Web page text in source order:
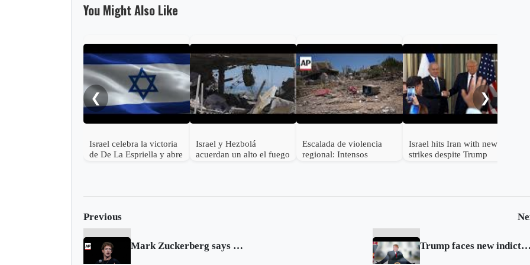
You Might Also Like
❮
Israel celebra la victoria
de De La Espriella y abre
Israel y Hezbolá
acuerdan un alto el fuego
Escalada de violencia
regional: Intensos
Israel hits Iran with new
strikes despite Trump
❯
Previous
Mark Zuckerberg says White House pressured Facebook over COVID-19 content Trump faces new indictment in election subversion case